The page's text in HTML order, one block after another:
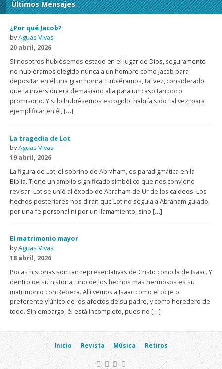
Últimos Mensajes
¿Por qué Jacob?
byAguas Vivas
20 abril, 2026
Si nosotros hubiésemos estado en el lugar de Dios, seguramente
no hubiéramos elegido nunca a un hombre como Jacob para
depositar en él una gran honra. Hubiéramos, tal vez, considerado
que la inversión era demasiado alta para un caso tan poco
promisorio. Y si lo hubiésemos escogido, habría sido, tal vez, para
ejemplificar en él, […]
La tragedia de Lot
byAguas Vivas
19 abril, 2026
La figura de Lot, el sobrino de Abraham, es paradigmática en la
Biblia. Tiene un amplio significado simbólico que nos conviene
revisar. Lot se unió al éxodo de Abraham de Ur de los caldeos. Los
hechos posteriores nos dirán que Lot no seguía a Abraham guiado
por una fe personal ni por un llamamiento, sino […]
El matrimonio mayor
byAguas Vivas
18 abril, 2026
Pocas historias son tan representativas de Cristo como la de Isaac. Y
dentro de su historia, uno de los hechos más hermosos es su
matrimonio con Rebeca. Allí vemos a Isaac como el objeto
preferente y único de los afectos de su padre, y como heredero de
todo. Sin embargo, él está incompleto, pues no […]
Inicio Revista Música Retiros